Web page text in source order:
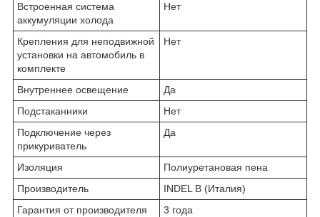
Встроенная система
аккумуляции холода
Нет
Крепления для неподвижной
установки на автомобиль в
комплекте
Нет
Внутреннее освещение
Да
Подстаканники
Нет
Подключение через
прикуриватель
Да
Изоляция
Полиуретановая пена
Производитель
INDEL B (Италия)
Гарантия от производителя
3 года